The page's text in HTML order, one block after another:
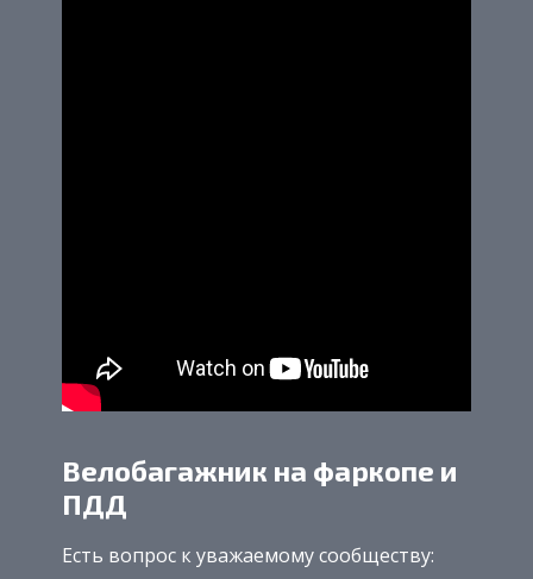
Велобагажник на фаркопе и
ПДД
Есть вопрос к уважаемому сообществу: